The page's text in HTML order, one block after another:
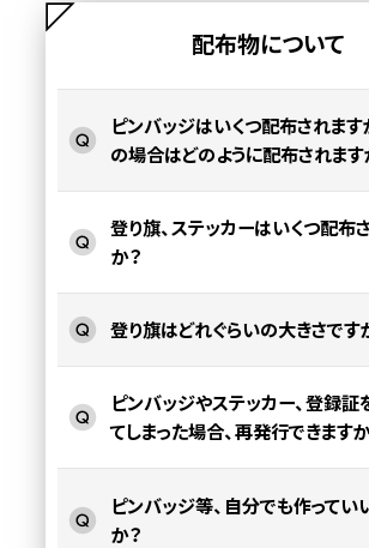
配布物について
ピンバッジはいくつ配布されま
の場合はどのように配布されます
登り旗、ステッカーはいくつ配布
か？
登り旗はどれぐらいの大きさです
ピンバッジやステッカー、登録証
てしまった場合、再発行できます
ピンバッジ等、自分でも作ってい
か？